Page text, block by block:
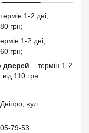
1-2 дні,
грн;
1-2 дні,
грн;
дверей – термін 1-2
110 грн.
вул.
79-53.